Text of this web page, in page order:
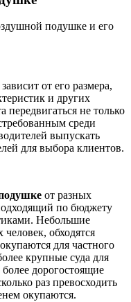
подушке и его
зависит от его размера,
и других
передвигаться не только
среди
выпускать
для выбора клиентов.
от разных
по бюджету
Небольшие
обходятся
для частного
крупные суда для
дорогостоящие
раз превосходить
окупаются.